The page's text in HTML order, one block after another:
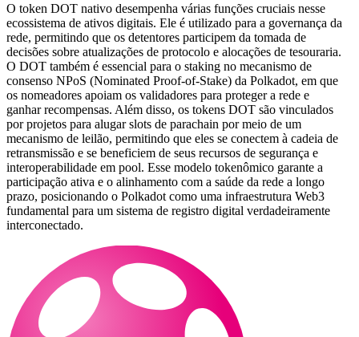
O token DOT nativo desempenha várias funções cruciais nesse
ecossistema de ativos digitais. Ele é utilizado para a governança da
rede, permitindo que os detentores participem da tomada de
decisões sobre atualizações de protocolo e alocações de tesouraria.
O DOT também é essencial para o staking no mecanismo de
consenso NPoS (Nominated Proof-of-Stake) da Polkadot, em que
os nomeadores apoiam os validadores para proteger a rede e
ganhar recompensas. Além disso, os tokens DOT são vinculados
por projetos para alugar slots de parachain por meio de um
mecanismo de leilão, permitindo que eles se conectem à cadeia de
retransmissão e se beneficiem de seus recursos de segurança e
interoperabilidade em pool. Esse modelo tokenômico garante a
participação ativa e o alinhamento com a saúde da rede a longo
prazo, posicionando o Polkadot como uma infraestrutura Web3
fundamental para um sistema de registro digital verdadeiramente
interconectado.